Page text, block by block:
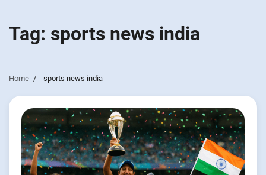
Tag: sports news india
Home sports news india